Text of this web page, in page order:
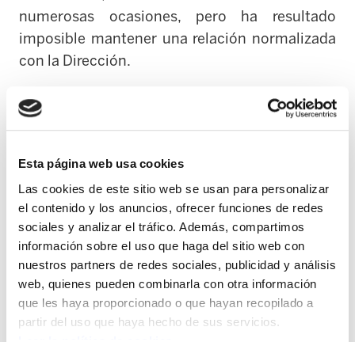
Esta página web usa cookies
Las cookies de este sitio web se usan para personalizar
el contenido y los anuncios, ofrecer funciones de redes
sociales y analizar el tráfico. Además, compartimos
información sobre el uso que haga del sitio web con
nuestros partners de redes sociales, publicidad y análisis
web, quienes pueden combinarla con otra información
que les haya proporcionado o que hayan recopilado a
partir del uso que haya hecho de sus servicios.
numerosas ocasiones, pero ha resultado
imposible mantener una relación normalizada
con la Dirección.
Muestra de esta actitud despótica son las
En caso de tener familiares con problemas
de movilidad la interpretación del permiso
del artículo 62 se realiza sin criterio alguno
y de forma discriminatoria, concediendo el
permiso en jornadas completas en algunos
casos y sin opción de acumular en días
completos en otros casos.